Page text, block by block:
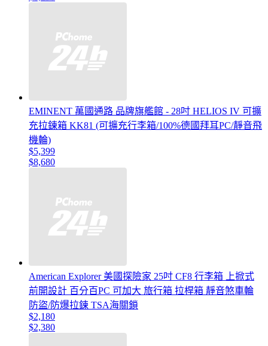
EMINENT 萬國通路 品牌旗艦館 - 28吋 HELIOS IV 可擴
充拉鍊箱 KK81 (可擴充行李箱/100%德國拜耳PC/靜音飛
機輪)
$5,399
$8,680
American Explorer 美國探險家 25吋 CF8 行李箱 上掀式
前開設計 百分百PC 可加大 旅行箱 拉桿箱 靜音煞車輪
防盜/防爆拉鍊 TSA海關鎖
$2,180
$2,380